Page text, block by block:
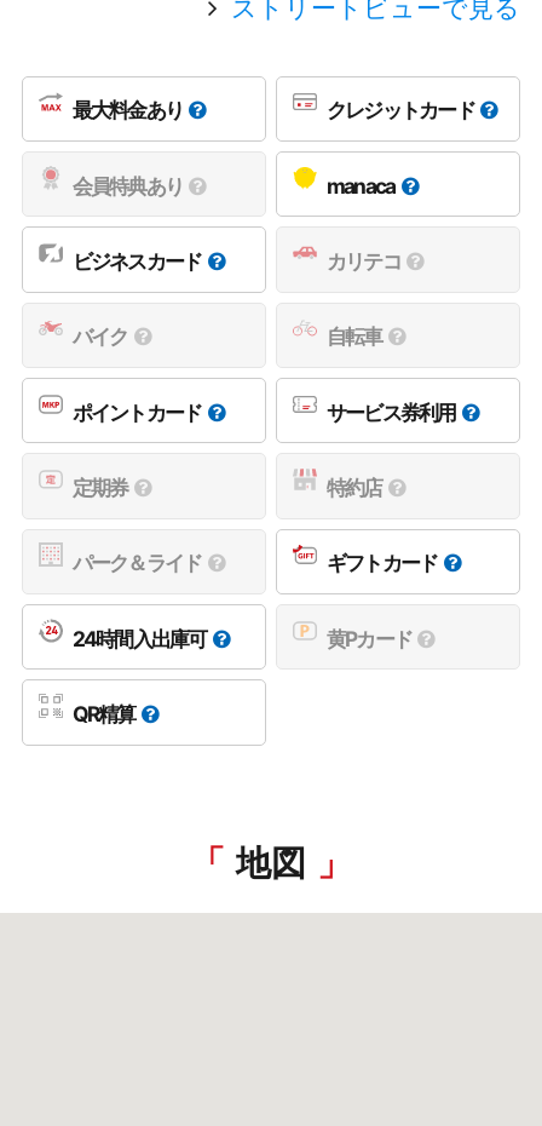
ストリートビューで見る
最大料金あり クレジットカード
会員特典あり manaca
ビジネスカード カリテコ
バイク 自転車
ポイントカード サービス券利用
定期券 特約店
パーク＆ライド ギフトカード
24時間入出庫可 黄Pカード
QR精算
地図